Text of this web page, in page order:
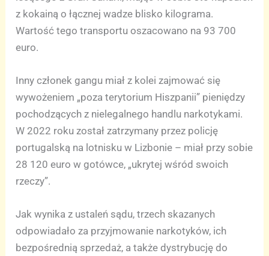
z kokainą o łącznej wadze blisko kilograma.
Wartość tego transportu oszacowano na 93 700
euro.
Inny członek gangu miał z kolei zajmować się
wywożeniem „poza terytorium Hiszpanii” pieniędzy
pochodzących z nielegalnego handlu narkotykami.
W 2022 roku został zatrzymany przez policję
portugalską na lotnisku w Lizbonie – miał przy sobie
28 120 euro w gotówce, „ukrytej wśród swoich
rzeczy”.
Jak wynika z ustaleń sądu, trzech skazanych
odpowiadało za przyjmowanie narkotyków, ich
bezpośrednią sprzedaż, a także dystrybucję do